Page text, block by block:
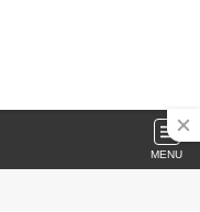
MENU